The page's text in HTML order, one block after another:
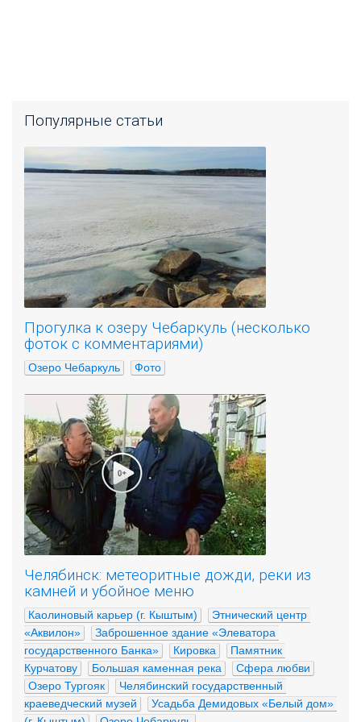
Популярные статьи
Прогулка к озеру Чебаркуль (несколько
фоток с комментариями)
Озеро Чебаркуль Фото
Челябинск: метеоритные дожди, реки из
камней и убойное меню
Каолиновый карьер (г. Кыштым)
Этнический центр
«Аквилон»
Заброшенное здание «Элеватора
государственного Банка»
Кировка
Памятник
Курчатову
Большая каменная река
Сфера любви
Озеро Тургояк
Челябинский государственный
краеведческий музей
Усадьба Демидовых «Белый дом»